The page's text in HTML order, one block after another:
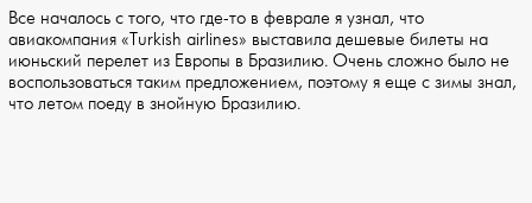
Все началось с того, что где-то в феврале я узнал, что
авиакомпания «Turkish airlines» выставила дешевые билеты на
июньский перелет из Европы в Бразилию. Очень сложно было не
воспользоваться таким предложением, поэтому я еще с зимы знал,
что летом поеду в знойную Бразилию.